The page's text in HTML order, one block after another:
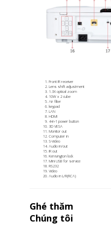
Front IR receiver
Lens shift adjustment
1.3X optical zoom
10W x 2 cube
Air filter
keypad
LAN
HDMI
4-in-1 power button
3D VESA
Monitor out
Computer in
S-Video
Audio in/out
IR out
Kensington lock
Mini USB for service
RS232
Video
Audio in L/R(RCA)
Ghé thăm
Chúng tôi